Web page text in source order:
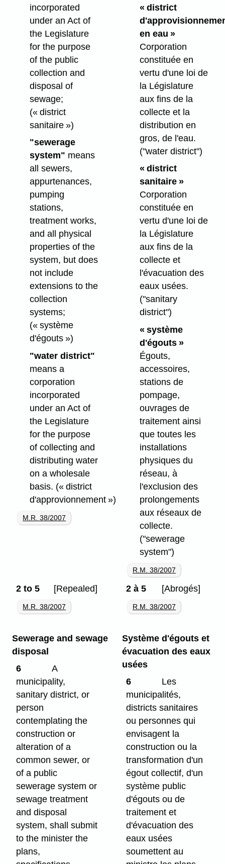
incorporated
under an Act of
the Legislature
for the purpose
of the public
collection and
disposal of
sewage;
(« district
sanitaire »)
"sewerage
system" means
all sewers,
appurtenances,
pumping
stations,
treatment works,
and all physical
properties of the
system, but does
not include
extensions to the
collection
systems;
(« système
d'égouts »)
"water district"
means a
corporation
incorporated
under an Act of
the Legislature
for the purpose
of collecting and
distributing water
on a wholesale
basis. (« district
d'approvionnement »)
M.R. 38/2007
« district
en eau »
Corporation
constituée en
vertu d'une loi de
la Législature
aux fins de la
collecte et la
distribution en
gros, de l'eau.
("water district")
« district
sanitaire »
Corporation
constituée en
vertu d'une loi de
la Législature
aux fins de la
collecte et
l'évacuation des
eaux usées.
("sanitary
district")
« système
d'égouts »
Égouts,
accessoires,
stations de
pompage,
ouvrages de
traitement ainsi
que toutes les
installations
physiques du
réseau, à
l'exclusion des
prolongements
aux réseaux de
collecte.
("sewerage
system")
R.M. 38/2007
2 to 5 [Repealed]
M.R. 38/2007
2 à 5 [Abrogés]
R.M. 38/2007
Sewerage and sewage
disposal
6
A
municipality,
sanitary district, or
person
contemplating the
construction or
alteration of a
common sewer, or
of a public
sewerage system or
sewage treatment
and disposal
system, shall submit
to the minister the
plans,
Système d'égouts et
évacuation des eaux
usées
6
Les
municipalités,
districts sanitaires
ou personnes qui
envisagent la
construction ou la
transformation d'un
égout collectif, d'un
système public
d'égouts ou de
traitement et
d'évacuation des
eaux usées
soumettent au